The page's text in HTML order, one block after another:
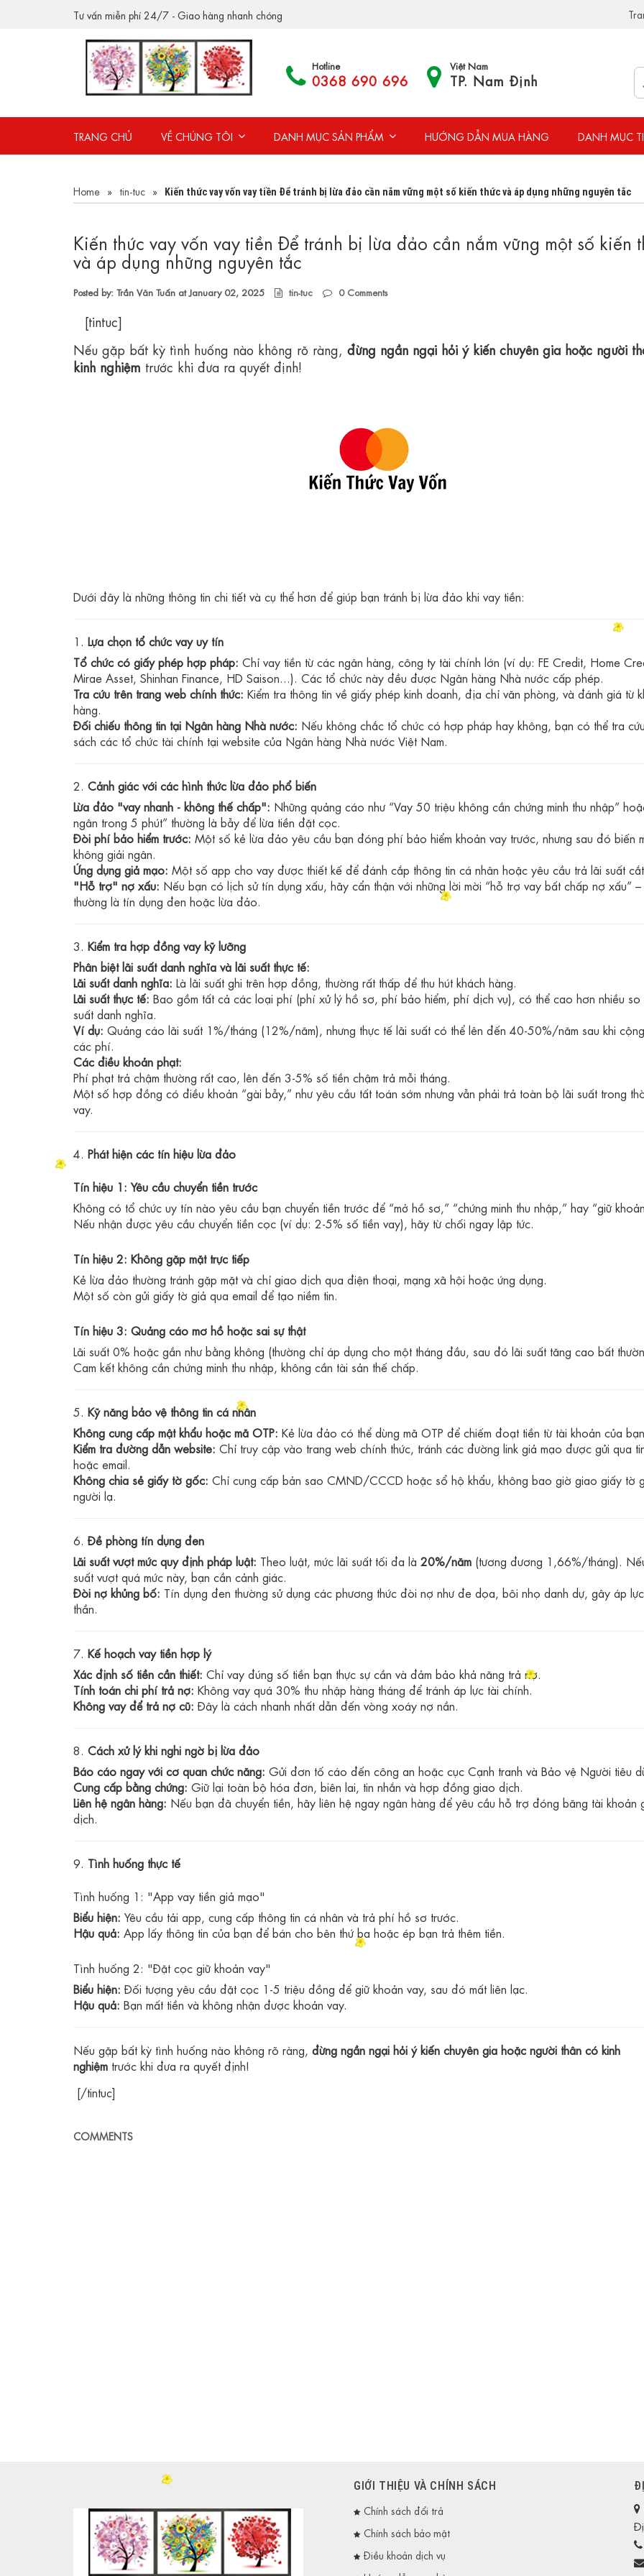
Tư vấn miễn phí 24/7 - Giao hàng nhanh chóng
Hotline
0368 690 696
Việt Nam
TP. Nam Định
TRANG CHỦ VỀ CHÚNG TÔI DANH MỤC SẢN PHẨM HƯỚNG DẪN MUA HÀNG DANH MỤC
Home » tin-tuc » Kiến thức vay vốn vay tiền Để tránh bị lừa đảo cần nắm vững một số kiến thức và áp dụng những nguyên tắc
Kiến thức vay vốn vay tiền Để tránh bị lừa đảo cần nắm vững một số kiến
và áp dụng những nguyên tắc
Posted by: Trần Văn Tuấn at January 02, 2025 tin-tuc 0Comments
[tintuc]
Nếu gặp bất kỳ tình huống nào không rõ ràng, đừng ngần ngại hỏi ý kiến chuyên gia hoặc người
kinh nghiệm trước khi đưa ra quyết định!
Dưới đây là những thông tin chi tiết và cụ thể hơn để giúp bạn tránh bị lừa đảo khi vay tiền:
1. Lựa chọn tổ chức vay uy tín
Tổ chức có giấy phép hợp pháp: Chỉ vay tiền từ các ngân hàng, công ty tài chính lớn (ví dụ: FE Credit, Home
Mirae Asset, Shinhan Finance, HD Saison...). Các tổ chức này đều được Ngân hàng Nhà nước cấp phép.
Tra cứu trên trang web chính thức: Kiểm tra thông tin về giấy phép kinh doanh, địa chỉ văn phòng, và đánh giá từ
hàng.
Đối chiếu thông tin tại Ngân hàng Nhà nước: Nếu không chắc tổ chức có hợp pháp hay không, bạn có thể tra
sách các tổ chức tài chính tại website của Ngân hàng Nhà nước Việt Nam.
2. Cảnh giác với các hình thức lừa đảo phổ biến
Lừa đảo "vay nhanh - không thế chấp": Những quảng cáo như “Vay 50 triệu không cần chứng minh thu nhập”
ngân trong 5 phút” thường là bẫy để lừa tiền đặt cọc.
Đòi phí bảo hiểm trước: Một số kẻ lừa đảo yêu cầu bạn đóng phí bảo hiểm khoản vay trước, nhưng sau đó biến
không giải ngân.
Ứng dụng giả mạo: Một số app cho vay được thiết kế để đánh cắp thông tin cá nhân hoặc yêu cầu trả lãi suất
"Hỗ trợ" nợ xấu: Nếu bạn có lịch sử tín dụng xấu, hãy cẩn thận với những lời mời “hỗ trợ vay bất chấp nợ xấu”
thường là tín dụng đen hoặc lừa đảo.
3. Kiểm tra hợp đồng vay kỹ lưỡng
Phân biệt lãi suất danh nghĩa và lãi suất thực tế:
Lãi suất danh nghĩa: Là lãi suất ghi trên hợp đồng, thường rất thấp để thu hút khách hàng.
Lãi suất thực tế: Bao gồm tất cả các loại phí (phí xử lý hồ sơ, phí bảo hiểm, phí dịch vụ), có thể cao hơn nhiều so
suất danh nghĩa.
Ví dụ: Quảng cáo lãi suất 1%/tháng (12%/năm), nhưng thực tế lãi suất có thể lên đến 40-50%/năm sau khi
các phí.
Các điều khoản phạt:
Phí phạt trả chậm thường rất cao, lên đến 3-5% số tiền chậm trả mỗi tháng.
Một số hợp đồng có điều khoản “gài bẫy,” như yêu cầu tất toán sớm nhưng vẫn phải trả toàn bộ lãi suất trong
vay.
4. Phát hiện các tín hiệu lừa đảo
Tín hiệu 1: Yêu cầu chuyển tiền trước
Không có tổ chức uy tín nào yêu cầu bạn chuyển tiền trước để “mở hồ sơ,” “chứng minh thu nhập,” hay “giữ
Nếu nhận được yêu cầu chuyển tiền cọc (ví dụ: 2-5% số tiền vay), hãy từ chối ngay lập tức.
Tín hiệu 2: Không gặp mặt trực tiếp
Kẻ lừa đảo thường tránh gặp mặt và chỉ giao dịch qua điện thoại, mạng xã hội hoặc ứng dụng.
Một số còn gửi giấy tờ giả qua email để tạo niềm tin.
Tín hiệu 3: Quảng cáo mơ hồ hoặc sai sự thật
Lãi suất 0% hoặc gần như bằng không (thường chỉ áp dụng cho một tháng đầu, sau đó lãi suất tăng cao bất
Cam kết không cần chứng minh thu nhập, không cần tài sản thế chấp.
5. Kỹ năng bảo vệ thông tin cá nhân
Không cung cấp mật khẩu hoặc mã OTP: Kẻ lừa đảo có thể dùng mã OTP để chiếm đoạt tiền từ tài khoản của bạn.
Kiểm tra đường dẫn website: Chỉ truy cập vào trang web chính thức, tránh các đường link giả mạo được gửi qua
hoặc email.
Không chia sẻ giấy tờ gốc: Chỉ cung cấp bản sao CMND/CCCD hoặc sổ hộ khẩu, không bao giờ giao giấy tờ
người lạ.
6. Đề phòng tín dụng đen
Lãi suất vượt mức quy định pháp luật: Theo luật, mức lãi suất tối đa là 20%/năm (tương đương 1,66%/tháng).
suất vượt quá mức này, bạn cần cảnh giác.
Đòi nợ khủng bố: Tín dụng đen thường sử dụng các phương thức đòi nợ như đe dọa, bôi nhọ danh dự, gây áp
thần.
7. Kế hoạch vay tiền hợp lý
Xác định số tiền cần thiết: Chỉ vay đúng số tiền bạn thực sự cần và đảm bảo khả năng trả nợ.
Tính toán chi phí trả nợ: Không vay quá 30% thu nhập hàng tháng để tránh áp lực tài chính.
Không vay để trả nợ cũ: Đây là cách nhanh nhất dẫn đến vòng xoáy nợ nần.
8. Cách xử lý khi nghi ngờ bị lừa đảo
Báo cáo ngay với cơ quan chức năng: Gửi đơn tố cáo đến công an hoặc cục Cạnh tranh và Bảo vệ Người tiêu
Cung cấp bằng chứng: Giữ lại toàn bộ hóa đơn, biên lai, tin nhắn và hợp đồng giao dịch.
Liên hệ ngân hàng: Nếu bạn đã chuyển tiền, hãy liên hệ ngay ngân hàng để yêu cầu hỗ trợ đóng băng tài khoản
dịch.
9. Tình huống thực tế
Tình huống 1: "App vay tiền giả mạo"
Biểu hiện: Yêu cầu tải app, cung cấp thông tin cá nhân và trả phí hồ sơ trước.
Hậu quả: App lấy thông tin của bạn để bán cho bên thứ ba hoặc ép bạn trả thêm tiền.
Tình huống 2: "Đặt cọc giữ khoản vay"
Biểu hiện: Đối tượng yêu cầu đặt cọc 1-5 triệu đồng để giữ khoản vay, sau đó mất liên lạc.
Hậu quả: Bạn mất tiền và không nhận được khoản vay.
Nếu gặp bất kỳ tình huống nào không rõ ràng, đừng ngần ngại hỏi ý kiến chuyên gia hoặc người thân có kinh
nghiệm trước khi đưa ra quyết định!
[/tintuc]
COMMENTS
GIỚI THIỆU VÀ CHÍNH SÁCH
Chính sách đổi trả
Chính sách bảo mật
Điều khoản dịch vụ